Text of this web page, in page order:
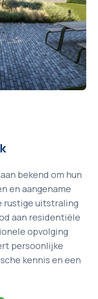
bekend om hun
en aangename
rustige uitstraling
aan residentiële
opvolging
persoonlijke
kennis en een